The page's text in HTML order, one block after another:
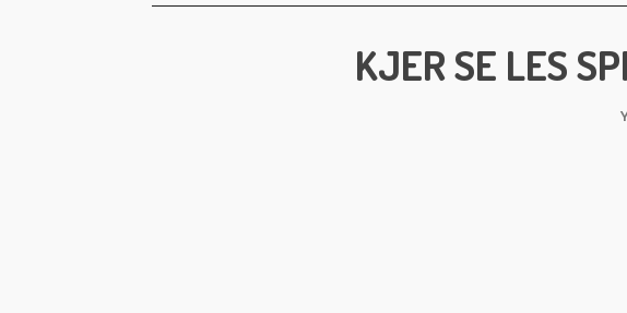
KJER SE LES